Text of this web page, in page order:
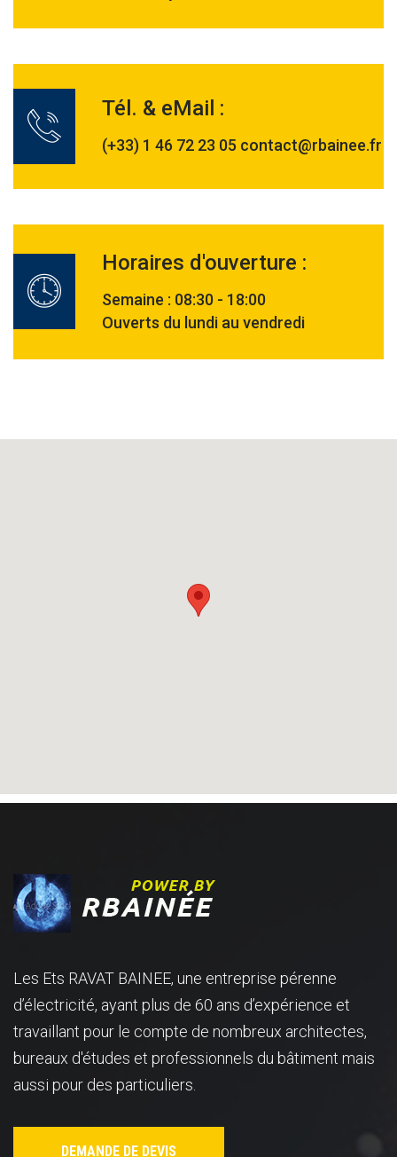
Tél. & eMail :
(+33) 1 46 72 23 05 contact@rbainee.fr
Horaires d'ouverture :
Semaine : 08:30 - 18:00
Ouverts du lundi au vendredi
Les Ets RAVAT BAINEE, une entreprise pérenne
d’électricité, ayant plus de 60 ans d’expérience et
travaillant pour le compte de nombreux architectes,
bureaux d'études et professionnels du bâtiment mais
aussi pour des particuliers.
DEMANDE DE DEVIS